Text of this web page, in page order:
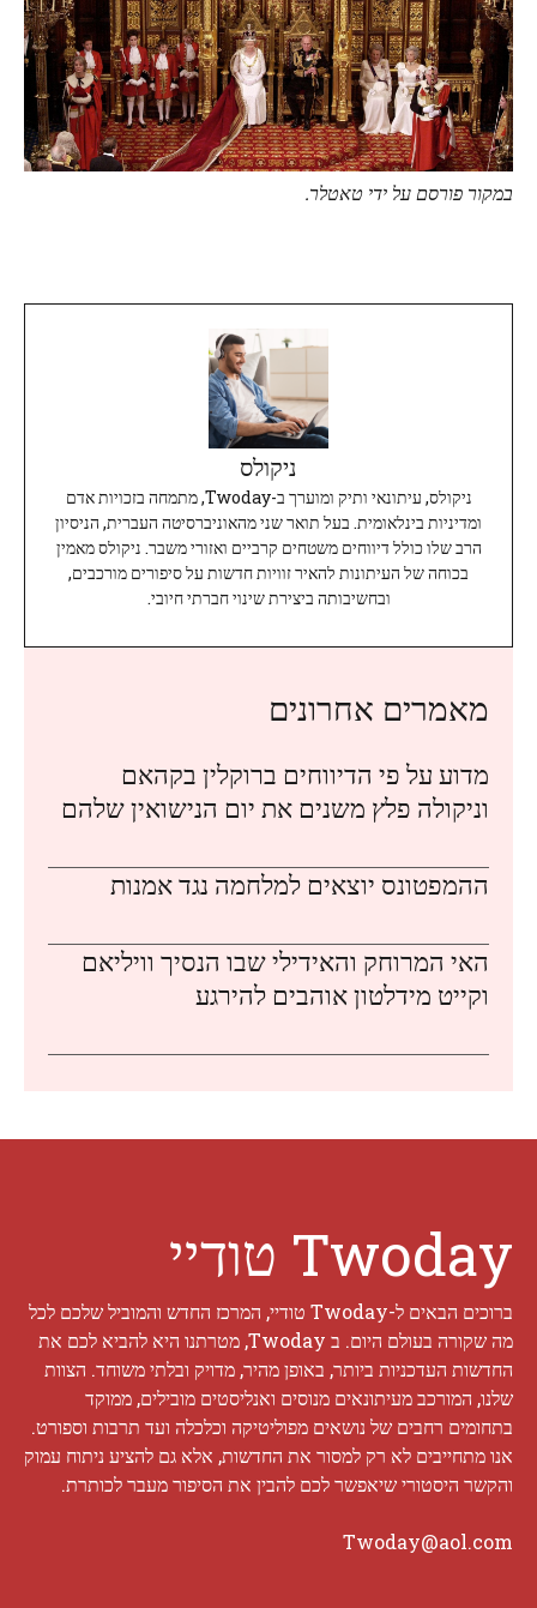
במקור פורסם על ידי טאטלר.
ניקולס
ניקולס, עיתונאי ותיק ומוערך ב-Twoday, מתמחה בזכויות אדם
ומדיניות בינלאומית. בעל תואר שני מהאוניברסיטה העברית, הניסיון
הרב שלו כולל דיווחים משטחים קרביים ואזורי משבר. ניקולס מאמין
בכוחה של העיתונות להאיר זוויות חדשות על סיפורים מורכבים,
ובחשיבותה ביצירת שינוי חברתי חיובי.
מאמרים אחרונים
מדוע על פי הדיווחים ברוקלין בקהאם
וניקולה פלץ משנים את יום הנישואין שלהם
ההמפטונס יוצאים למלחמה נגד אמנות
האי המרוחק והאידילי שבו הנסיך וויליאם
וקייט מידלטון אוהבים להירגע
Twoday טודיי
ברוכים הבאים ל-Twoday טודיי, המרכז החדש והמוביל שלכם לכל
מה שקורה בעולם היום. ב Twoday, מטרתנו היא להביא לכם את
החדשות העדכניות ביותר, באופן מהיר, מדויק ובלתי משוחד. הצוות
שלנו, המורכב מעיתונאים מנוסים ואנליסטים מובילים, ממוקד
בתחומים רחבים של נושאים מפוליטיקה וכלכלה ועד תרבות וספורט.
אנו מתחייבים לא רק למסור את החדשות, אלא גם להציע ניתוח עמוק
והקשר היסטורי שיאפשר לכם להבין את הסיפור מעבר לכותרת.
Twoday@aol.com